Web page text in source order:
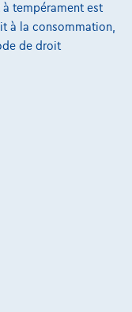
à tempérament est
à la consommation,
de droit